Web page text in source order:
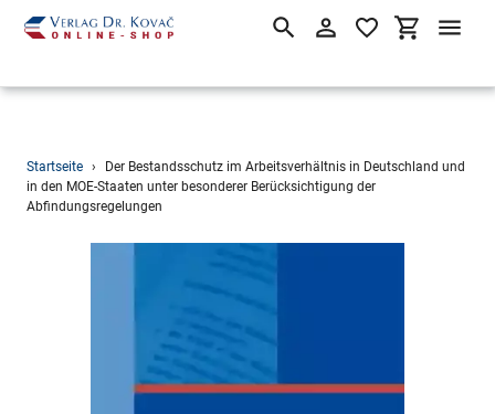
Direkt
zum
Inhalt
SuchenEinloggen
Startseite ›
Der Bestandsschutz im Arbeitsverhältnis in Deutschland und
in den MOE-Staaten unter besonderer Berücksichtigung der
Abfindungsregelungen